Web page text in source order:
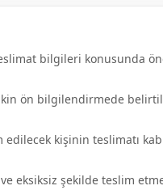
bilgileri konusunda
ön bilgilendirmede
kişinin teslimatı
eksiksiz şekilde teslim